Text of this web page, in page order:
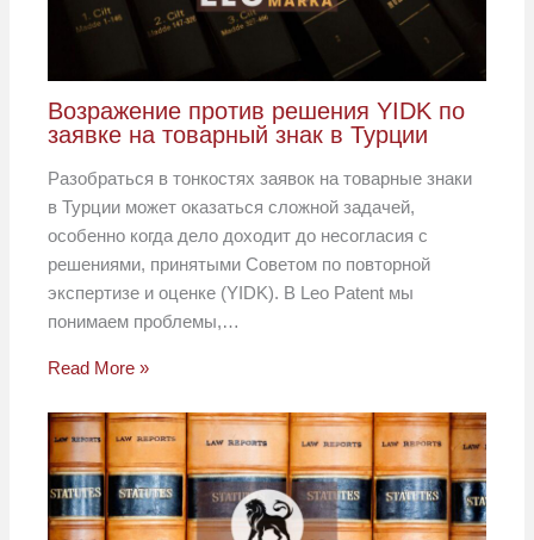
Возражение против решения YIDK по
заявке на товарный знак в Турции
Разобраться в тонкостях заявок на товарные знаки
в Турции может оказаться сложной задачей,
особенно когда дело доходит до несогласия с
решениями, принятыми Советом по повторной
экспертизе и оценке (YIDK). В Leo Patent мы
понимаем проблемы,…
Read More »